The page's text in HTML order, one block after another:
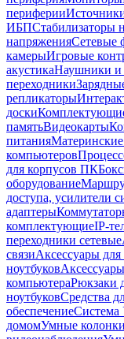
периферии
ИБПСтабилизаторы
напряженияСетевые
камерыИгровые
акустикаНаушники и
переходники
репликаторы
доски
памятьВидеокарты
питания
компьютеров
для корпусов ПК
оборудование
доступа, усилители
адаптеры
комплектующиеIP-
переходники сетевые
связиАксессуары
ноутбуков
компьютераРюкзаки
ноутбуковСредства
обеспечение
домомУмные